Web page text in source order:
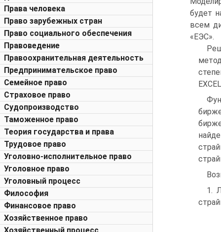
Права человека
Право зарубежных стран
Право социального обеспечения
Правоведение
Правоохранительная деятельность
Предпринимательское право
Семейное право
Страховое право
Судопроизводство
Таможенное право
Теория государства и права
Трудовое право
Уголовно-исполнительное право
Уголовное право
Уголовный процесс
Философия
Финансовое право
Хозяйственное право
будет
всем
«ЕЭС».
1.